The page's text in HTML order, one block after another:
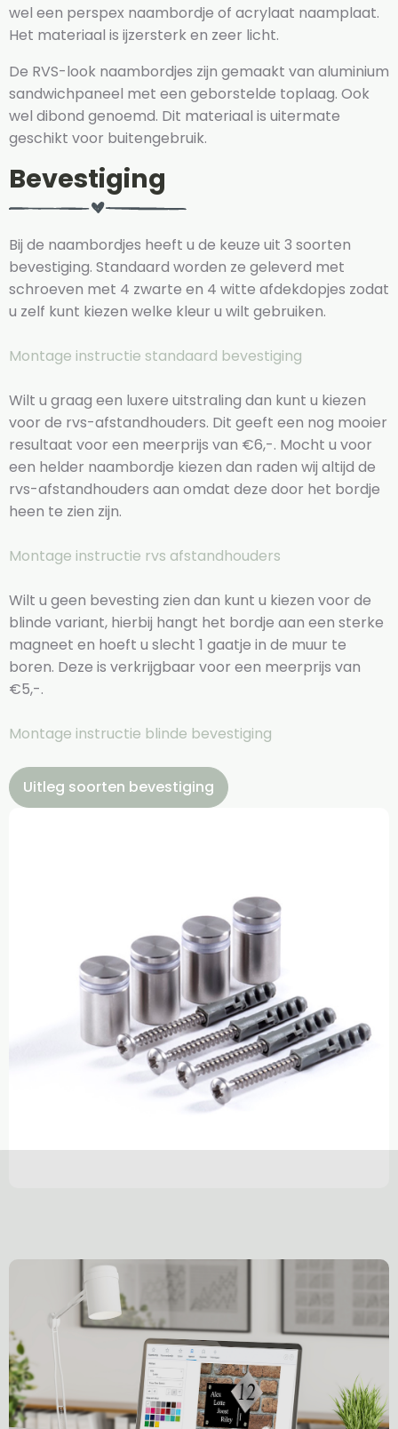
wel een perspex naambordje of acrylaat naamplaat.
Het materiaal is ijzersterk en zeer licht.
De RVS-look naambordjes zijn gemaakt van aluminium
sandwichpaneel met een geborstelde toplaag. Ook
wel dibond genoemd. Dit materiaal is uitermate
geschikt voor buitengebruik.
Bevestiging
Bij de naambordjes heeft u de keuze uit 3 soorten
bevestiging. Standaard worden ze geleverd met
schroeven met 4 zwarte en 4 witte afdekdopjes zodat
u zelf kunt kiezen welke kleur u wilt gebruiken.
Montage instructie standaard bevestiging
Wilt u graag een luxere uitstraling dan kunt u kiezen
voor de rvs-afstandhouders. Dit geeft een nog mooier
resultaat voor een meerprijs van €6,-. Mocht u voor
een helder naambordje kiezen dan raden wij altijd de
rvs-afstandhouders aan omdat deze door het bordje
heen te zien zijn.
Montage instructie rvs afstandhouders
Wilt u geen bevesting zien dan kunt u kiezen voor de
blinde variant, hierbij hangt het bordje aan een sterke
magneet en hoeft u slecht 1 gaatje in de muur te
boren. Deze is verkrijgbaar voor een meerprijs van
€5,-.
Montage instructie blinde bevestiging
Uitleg soorten bevestiging